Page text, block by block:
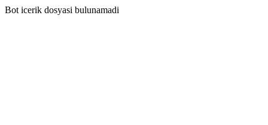
Bot icerik dosyasi bulunamadi